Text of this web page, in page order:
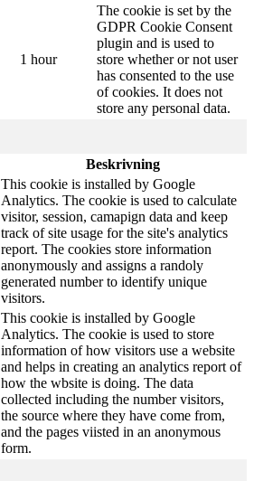
1 hour
The cookie is set by the
GDPR Cookie Consent
plugin and is used to
store whether or not user
has consented to the use
of cookies. It does not
store any personal data.
Beskrivning
This cookie is installed by Google
Analytics. The cookie is used to calculate
visitor, session, camapign data and keep
track of site usage for the site's analytics
report. The cookies store information
anonymously and assigns a randoly
generated number to identify unique
visitors.
This cookie is installed by Google
Analytics. The cookie is used to store
information of how visitors use a website
and helps in creating an analytics report of
how the wbsite is doing. The data
collected including the number visitors,
the source where they have come from,
and the pages viisted in an anonymous
form.